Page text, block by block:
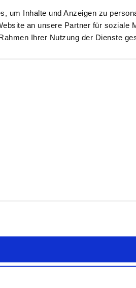
um Inhalte und Anzeigen zu
an unsere Partner für soziale
Ihrer Nutzung der Dienste